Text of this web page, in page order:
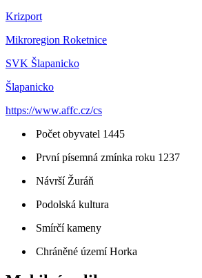
Krizport
Mikroregion Roketnice
SVK Šlapanicko
Šlapanicko
https://www.affc.cz/cs
Počet obyvatel 1445
První písemná zmínka roku 1237
Návrší Žuráň
Podolská kultura
Smírčí kameny
Chráněné území Horka